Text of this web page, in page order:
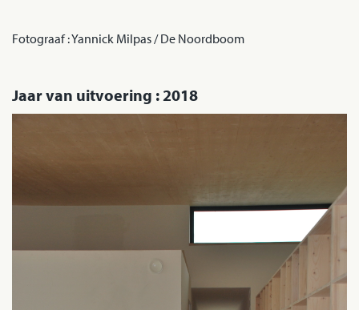
Fotograaf : Yannick Milpas / De Noordboom
Jaar van uitvoering : 2018